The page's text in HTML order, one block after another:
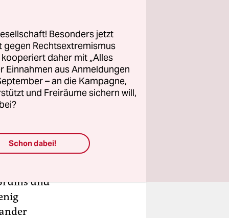
tiefere
die
und
Besonders jetzt
gegen Rechtsextremismus
daher mit „Alles
Einnahmen aus Anmeldungen
– an die Kampagne,
und Freiräume sichern will,
Schon dabei!